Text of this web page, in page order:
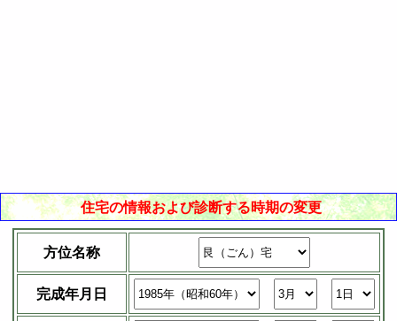
住宅の情報および診断する時期の変更
方位名称
完成年月日